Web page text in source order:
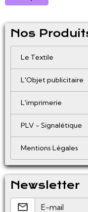
Nos
Le Textile
L'Objet publicitaire
L'imprimerie
PLV - Signalétique
Mentions Légales
Newsletter